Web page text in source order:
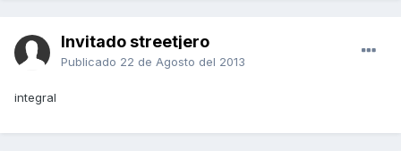
Invitado streetjero
Publicado 22 de Agosto del 2013
integral